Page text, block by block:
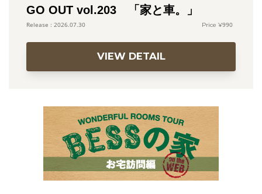
GO OUT vol.203 「家と車。」
2026.07.30 990
VIEW DETAIL